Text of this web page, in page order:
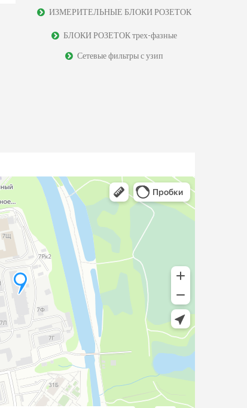
ИЗМЕРИТЕЛЬНЫЕ БЛОКИ РОЗЕТОК
БЛОКИ РОЗЕТОК трех-фазные
Сетевые фильтры с узип